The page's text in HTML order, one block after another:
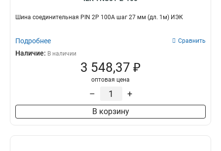
Шина соединительная PIN 2Р 100А шаг 27 мм (дл. 1м) ИЭК
Подробнее Сравнить
Наличие: В наличии
3 548,37 ₽
оптовая цена
– +
В корзину